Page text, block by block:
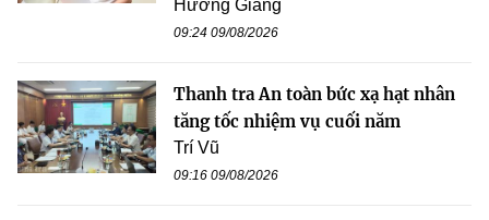
Hương Giang
09:24 09/08/2026
Thanh tra An toàn bức xạ hạt nhân
tăng tốc nhiệm vụ cuối năm
Trí Vũ
09:16 09/08/2026